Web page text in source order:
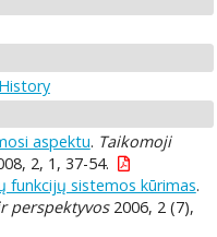
aspektu. Taikomoji
2, 1, 37-54.
funkcijų sistemos kūrimas.
perspektyvos2006, 2 (7),